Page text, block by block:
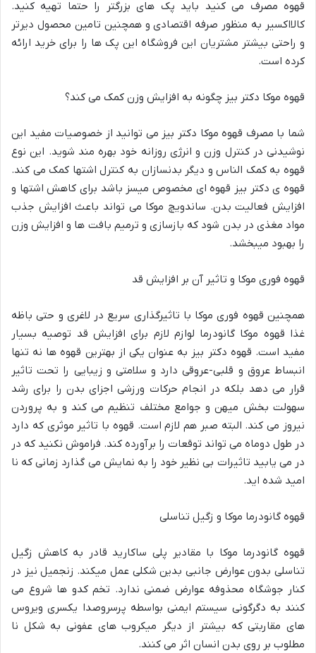
قهوه مصرف می کنید باید پک های بزرگتر را حتما تهیه کنید.
کالااکسیر به منظور صرفه اقتصادی و همچنین تامین محصول دیرتر
و راحتی بیشتر مشتریان این فروشگاه این پک ها را برای خرید ارائه
کرده است.
قهوه موکا دکتر بیز چگونه به افزایش وزن کمک می کند؟
شما با مصرف قهوه موکا دکتر بیز می توانید از خصوصیات مفید این
نوشیدنی در کنترل وزن و انرژی روزانه خود بهره مند شوید. این نوع
قهوه به کمک الناس و دیگر بدنسازان به کنترل اشتها کمک می کند.
قهوه ی دکتر بیز قهوه ای مخصوص میسز باشد برای کاهش اشتها و
افزایش فعالیت بدن. ساندویچ موکا می تواند باعث افزایش جذب
مواد مغذی در بدن شود که بازسازی و ترمیم بافت ها و افزایش وزن
را بهبود میبخشد.
قهوه فوری موکا و تاثیر آن بر افزایش قد
همچنین قهوه فوری موکا با تاثیرگذاری سریع در لاغری و حتی باظه
غذا قهوه موکا گانودرما لوازم لازم برای افزایش قد توصیه بسیار
مفید است. قهوه دکتر بیز به عنوان یکی از بهترین قهوه ها نه تنها
انبساط عروق و قلبی-عروقی دارد و سلامتی و زیبایی را تحت تاثیر
قرار می دهد بلکه در انجام حرکات ورزشی اجزای بدن را برای رشد
سهولت بخش میهن و جوامع مختلف تنظیم می کند و به پروردن
نیروز می کند. البته صبر هم لازم است. قهوه با تاثیر موثری که دارد
در طول دوماه می تواند توقعات را برآورده کند. فراموش نکنید که در
در می یابید تاثیرات بی نظیر خود را به نمایش می گذارد زمانی که نا
امید شده اید.
قهوه گانودرما موکا و زگیل تناسلی
قهوه گانودرما موکا با مقادیر پلی ساکارید قادر به کاهش زگیل
تناسلی بدون عوارض جانبی بدین شکلی عمل میکند. زنجمیل نیز در
کنار جوشگاه محذوفه عوارض ضمنی ندارد. تخم کدو ها شروع می
کنند به دگرگونی سیستم ایمنی بواسطه پرسروصدا یکسری ویروس
های مقاربتی که بیشتر از دیگر میکروب های عفونی به شکل نا
مطلوب بر روی بدن انسان اثر می کنند.